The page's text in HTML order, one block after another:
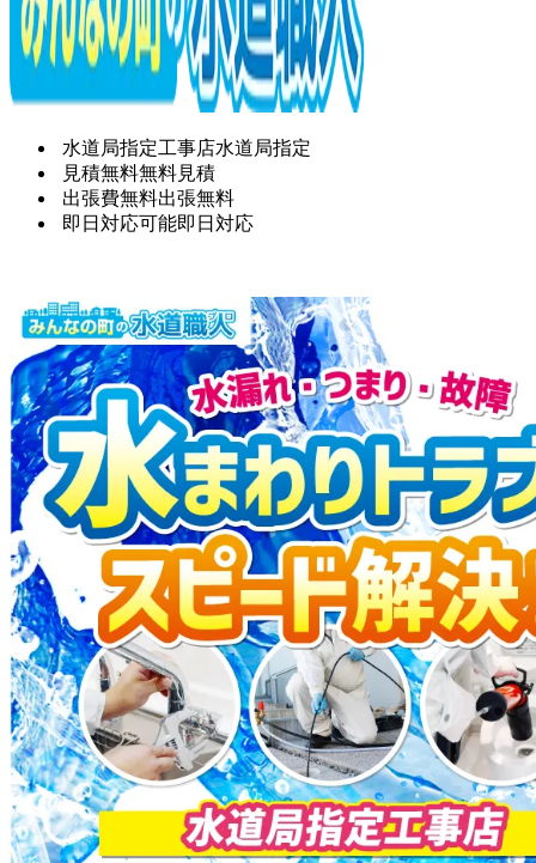
水道局指定工事店水道局指定
見積無料無料見積
出張費無料出張無料
即日対応可能即日対応